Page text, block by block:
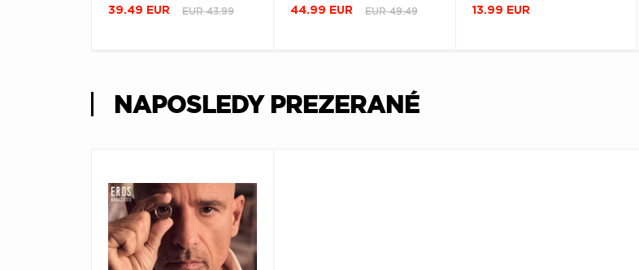
39.49 EUR
EUR 43.99
44.99 EUR
EUR 49.49
13.99 EUR
NAPOSLEDY PREZERANÉ